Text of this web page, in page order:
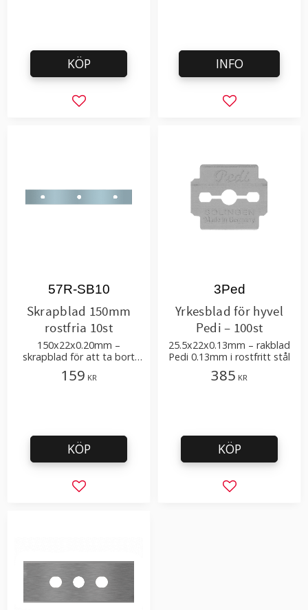
Lägg till i favoriter
KÖP
Lägg till i
INFO
Skrapblad 150mm
rostfria 10st
150x22x0.20mm –
skrapblad för att ta bort
smuts på glas- eller
spegelytor
57R-SB10
159 KR
Lägg till i favoriter
KÖP
Yrkesblad för hyvel
Pedi – 100st
25.5x22x0.13mm – rakblad
Pedi 0.13mm i rostfritt stål
3Ped
385 KR
Lägg till i
KÖP